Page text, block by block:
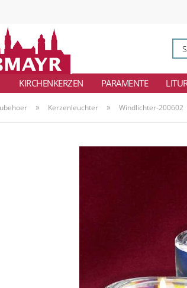
KIRCHENKERZEN PARAMENTE
» Kerzenleuchter » Windlichter-200602